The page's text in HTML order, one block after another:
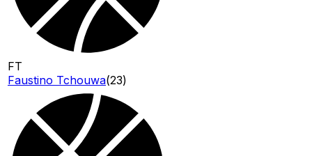
FT
Faustino Tchouwa(23)